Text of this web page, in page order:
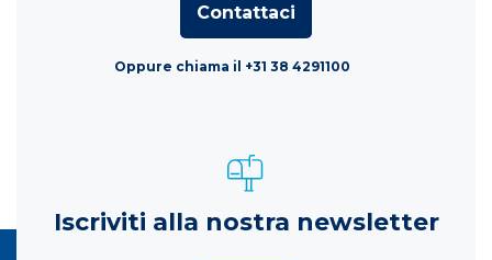
Contattaci
Oppure chiama il +31 38 4291100
Iscriviti alla nostra newsletter